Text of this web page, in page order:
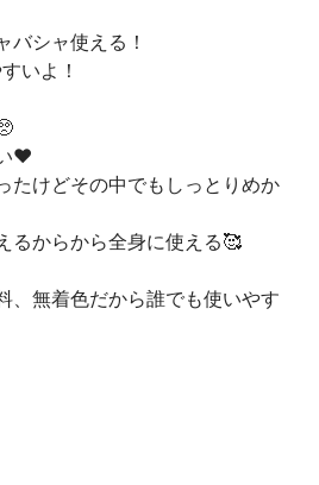
バシャ使える！
いよ！
❤️
たけどその中でもしっとりめか
るからから全身に使える🥰
、無着色だから誰でも使いやす